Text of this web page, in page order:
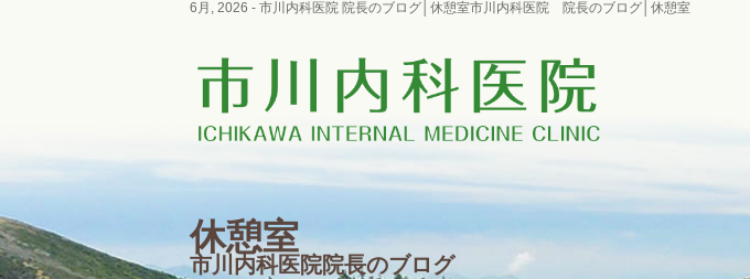
6月, 2026 - 市川内科医院 院長のブログ│休憩室市川内科医院 院長のブログ│休憩室
休憩室
市川内科医院院長のブログ